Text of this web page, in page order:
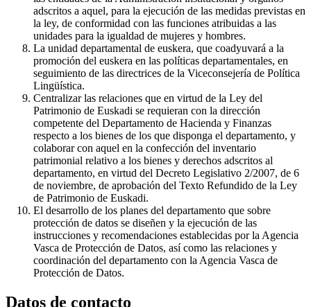
adscritos a aquel, para la ejecución de las medidas previstas en
la ley, de conformidad con las funciones atribuidas a las
unidades para la igualdad de mujeres y hombres.
La unidad departamental de euskera, que coadyuvará a la
promoción del euskera en las políticas departamentales, en
seguimiento de las directrices de la Viceconsejería de Política
Lingüística.
Centralizar las relaciones que en virtud de la Ley del
Patrimonio de Euskadi se requieran con la dirección
competente del Departamento de Hacienda y Finanzas
respecto a los bienes de los que disponga el departamento, y
colaborar con aquel en la confección del inventario
patrimonial relativo a los bienes y derechos adscritos al
departamento, en virtud del Decreto Legislativo 2/2007, de 6
de noviembre, de aprobación del Texto Refundido de la Ley
de Patrimonio de Euskadi.
El desarrollo de los planes del departamento que sobre
protección de datos se diseñen y la ejecución de las
instrucciones y recomendaciones establecidas por la Agencia
Vasca de Protección de Datos, así como las relaciones y
coordinación del departamento con la Agencia Vasca de
Protección de Datos.
Datos de contacto